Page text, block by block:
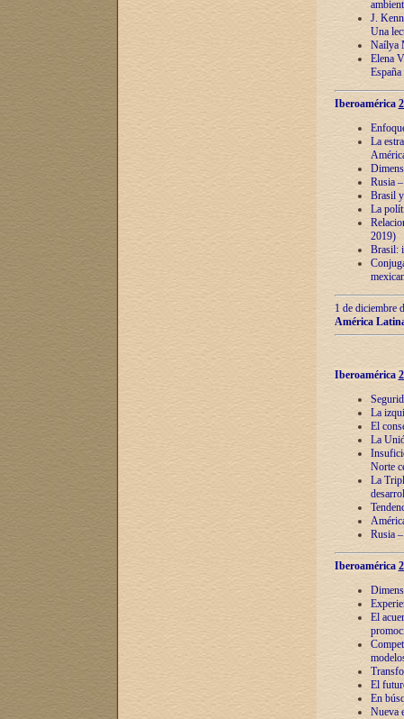
J.
Una
Naílya
Elena
España
Iberoamérica
La
Rusia
Brasil
La
2019)
Brasil:
1 de diciembre
América
Iberoamérica
La
El
La
Norte
La
Rusia
Iberoamérica
El
El
En
Nueva